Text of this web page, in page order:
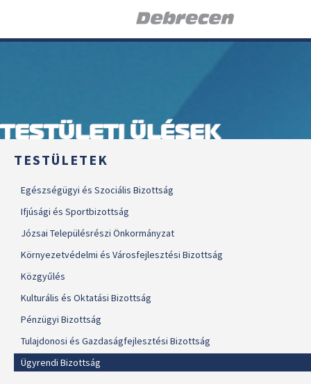
TESTÜLETI ÜLÉSEK
TESTÜLETEK
Egészségügyi és Szociális Bizottság
Ifjúsági és Sportbizottság
Józsai Településrészi Önkormányzat
Környezetvédelmi és Városfejlesztési Bizottság
Közgyűlés
Kulturális és Oktatási Bizottság
Pénzügyi Bizottság
Tulajdonosi és Gazdaságfejlesztési Bizottság
Ügyrendi Bizottság